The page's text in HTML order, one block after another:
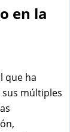
en la
que ha
múltiples